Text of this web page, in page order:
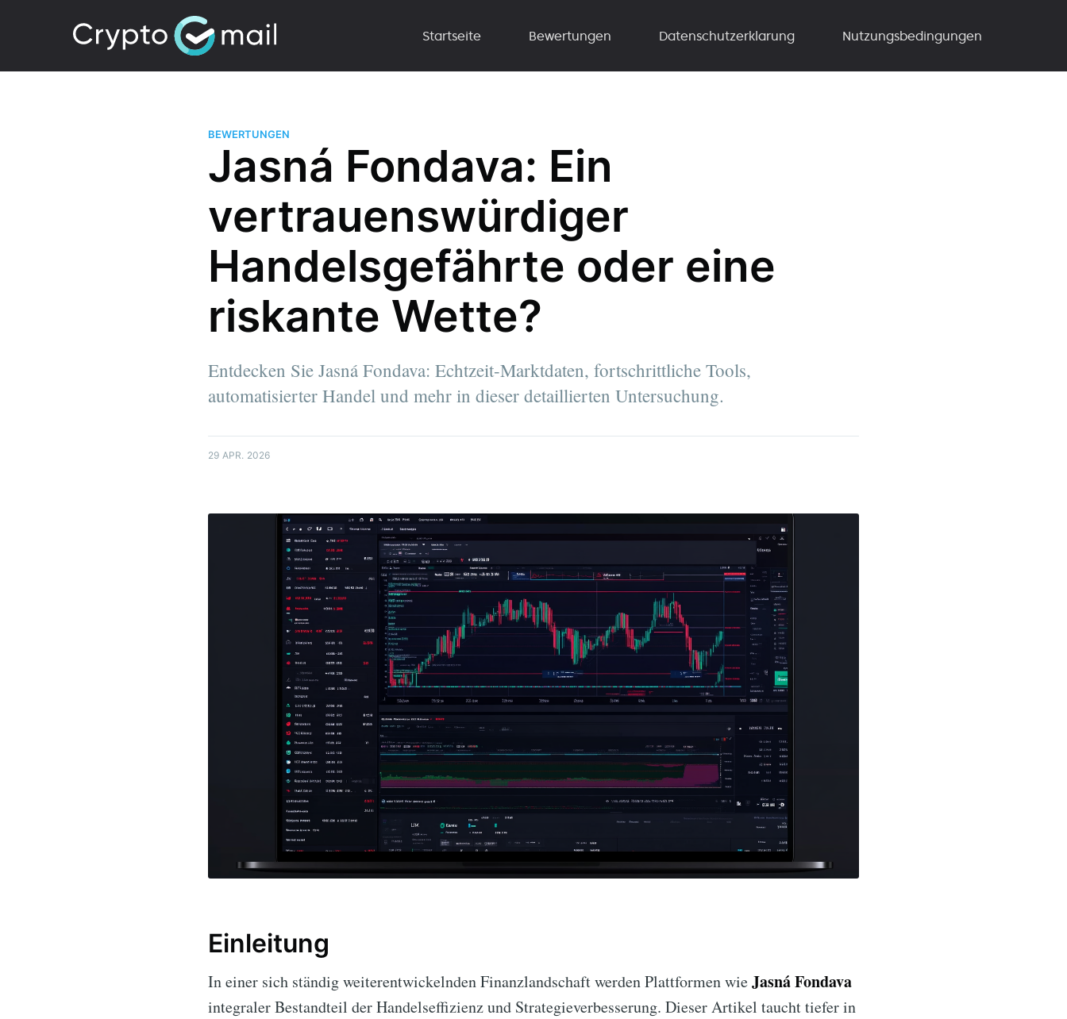
Startseite Bewertungen Datenschutzerklarung Nutzungsbedingungen
BEWERTUNGEN
Jasná Fondava: Ein
vertrauenswürdiger
Handelsgefährte oder eine
riskante Wette?
Entdecken Sie Jasná Fondava: Echtzeit-Marktdaten, fortschrittliche Tools,
automatisierter Handel und mehr in dieser detaillierten Untersuchung.
29 APR. 2026
Einleitung
In einer sich ständig weiterentwickelnden Finanzlandschaft werden Plattformen wieJasná Fondava
integraler Bestandteil der Handelseffizienz und Strategieverbesserung. Dieser Artikel taucht tiefer in